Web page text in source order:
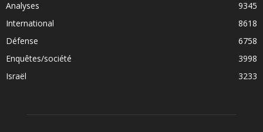
Analyses
9345
International
8618
Défense
6758
Enquêtes/société
3998
Israël
3233